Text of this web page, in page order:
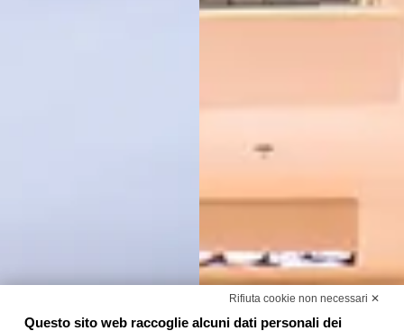
Rifiuta cookie non necessari ✕
Questo sito web raccoglie alcuni dati personali dei